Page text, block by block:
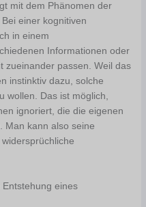
mit dem Phänomen der
einer kognitiven
in einem
Informationen oder
zueinander passen. Weil das
instinktiv dazu, solche
wollen. Das ist möglich,
ignoriert, die die eigenen
Man kann also seine
eines